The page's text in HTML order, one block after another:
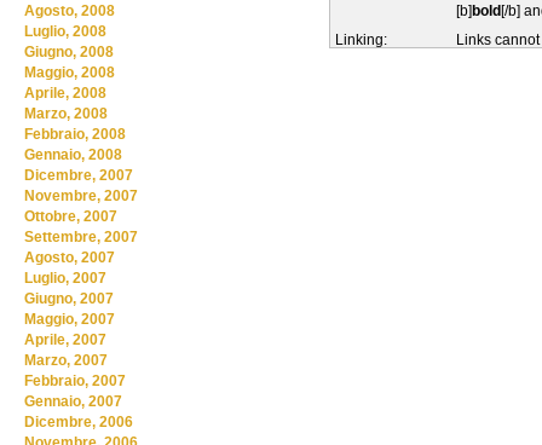
[b] bold [/b]
Linking:
Links
Agosto, 2008
Luglio, 2008
Giugno, 2008
Maggio, 2008
Aprile, 2008
Marzo, 2008
Febbraio, 2008
Gennaio, 2008
Dicembre, 2007
Novembre, 2007
Ottobre, 2007
Settembre, 2007
Agosto, 2007
Luglio, 2007
Giugno, 2007
Maggio, 2007
Aprile, 2007
Marzo, 2007
Febbraio, 2007
Gennaio, 2007
Dicembre, 2006